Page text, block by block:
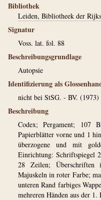
Bibliothek
Leiden, Bibliotheek der
Signatur
Voss. lat. fol. 88
Beschreibungsgrundlage
Autopsie
Identifizierung als
nicht bei StSG. - BV. (1973)
Beschreibung
Codex; Pergament; 107
Papierblätter vorne und 1
überzogene und mit
Einrichtung: Schriftspiegel
28 Zeilen;
Majuskeln in roter Farbe;
unteren Rand farbiges
mehreren Händen aus der